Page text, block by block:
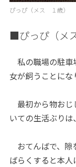
ぴっぴ（メス １歳）
■ぴっぴ（メ
私の職場の駐車
女が飼うことにな
最初から物おじ
いての生活ぶりは
おてんばで、隙
ばらくすると本